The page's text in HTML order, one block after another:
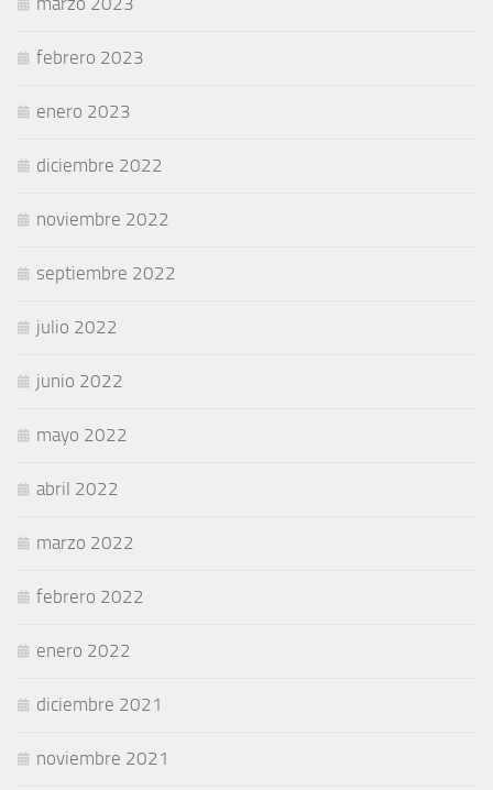
febrero 2023
enero 2023
diciembre 2022
noviembre 2022
septiembre 2022
julio 2022
junio 2022
mayo 2022
abril 2022
marzo 2022
febrero 2022
enero 2022
diciembre 2021
noviembre 2021